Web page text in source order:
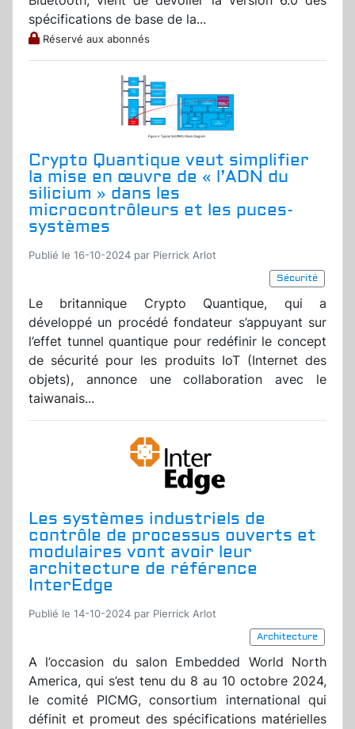
spécifications de base de la...
Réservé aux abonnés
Crypto Quantique veut simplifier
la mise en œuvre de « l’ADN du
silicium » dans les
microcontrôleurs et les puces-
systèmes
Publié le 16-10-2024 par Pierrick Arlot
Sécurité
Le britannique Crypto Quantique, qui a
développé un procédé fondateur s’appuyant sur
l’effet tunnel quantique pour redéfinir le concept
de sécurité pour les produits IoT (Internet des
objets), annonce une collaboration avec le
taiwanais...
Les systèmes industriels de
contrôle de processus ouverts et
modulaires vont avoir leur
architecture de référence
InterEdge
Publié le 14-10-2024 par Pierrick Arlot
Architecture
A l’occasion du salon Embedded World North
America, qui s’est tenu du 8 au 10 octobre 2024,
le comité PICMG, consortium international qui
définit et promeut des spécifications matérielles